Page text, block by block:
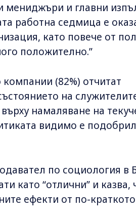
мениджъри и главни
работна седмица е
като повече от
положително.”
(82%) отчитат
на
намаляване на
видимо е
по социология в
като “отлични” и казва,
ефекти от по-